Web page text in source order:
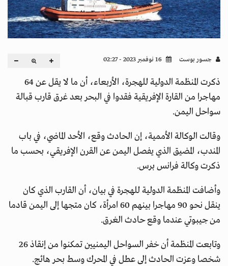
جسور بوست
ذكرت المنظمة الدولية للهجرة، الأربعاء، أن ما لا يقل عن 64
مهاجرا من القارة الإفريقية فقدوا في البحر بعد غرق قارب قبالة
سواحل اليمن.
وقالت الوكالة الأممية، إن الحادث وقع، الأحد الماضي، في باب
المندب، المضيق الذي يفصل اليمن عن القرن الإفريقي، بحسب ما
ذكرت وكالة فرانس برس.
وأضافت المنظمة الدولية للهجرة في بيان، أن القارب الذي كان
ينقل نحو 90 مهاجرا بينهم 60 امرأة، كان متجها إلى اليمن قادما
من جيبوتي عندما وقع حادث الغرق.
وتابعت المنظمة أن خفر السواحل اليمنيين تمكنوا من إنقاذ 26
شخصا وعزت الحادث إلى عطل في المحرك وسط بحر هائج.